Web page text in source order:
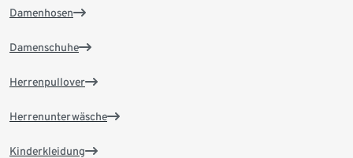
Damenhosen
Damenschuhe
Herrenpullover
Herrenunterwäsche
Kinderkleidung